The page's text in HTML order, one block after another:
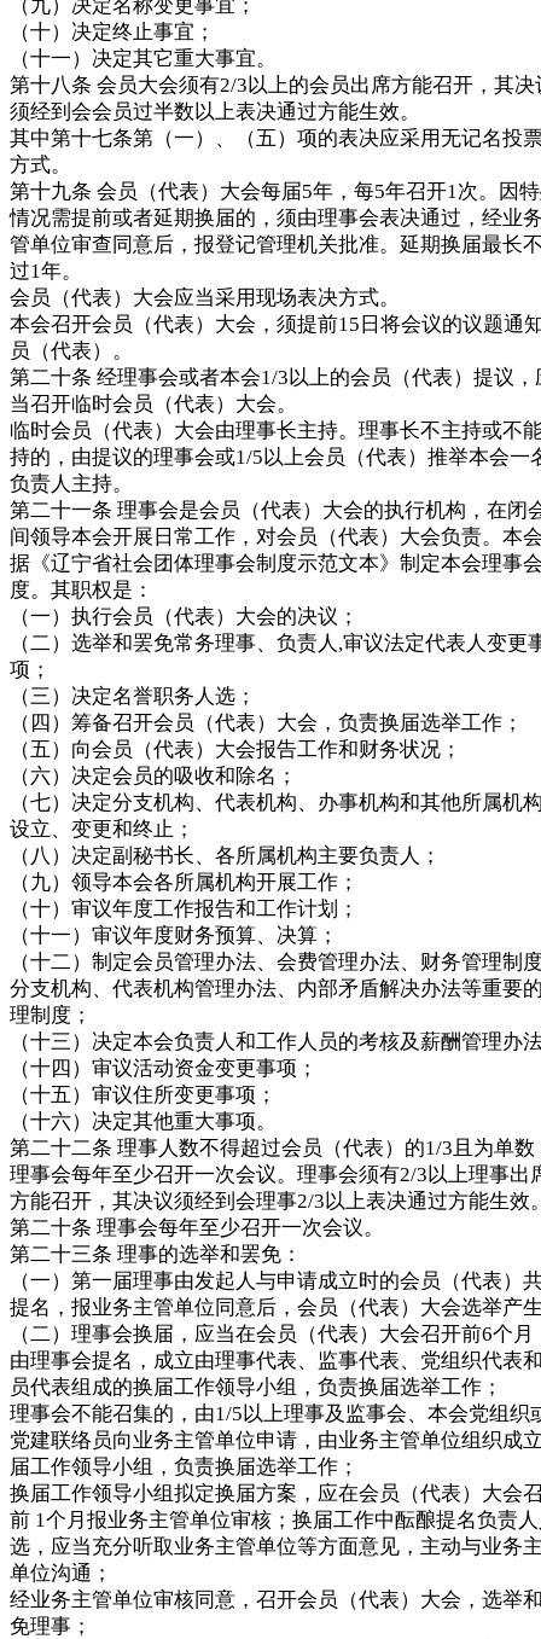
（九）决定名称变更事宜；
（十）决定终止事宜；
（十一）决定其它重大事宜。
第十八条 会员大会须有2/3以上的会员出席方能召开，其决
须经到会会员过半数以上表决通过方能生效。
其中第十七条第（一）、（五）项的表决应采用无记名投
方式。
第十九条 会员（代表）大会每届5年，每5年召开1次。因
情况需提前或者延期换届的，须由理事会表决通过，经业
管单位审查同意后，报登记管理机关批准。延期换届最长
过1年。
会员（代表）大会应当采用现场表决方式。
本会召开会员（代表）大会，须提前15日将会议的议题通
员（代表）。
第二十条 经理事会或者本会1/3以上的会员（代表）提议，
当召开临时会员（代表）大会。
临时会员（代表）大会由理事长主持。理事长不主持或不
持的，由提议的理事会或1/5以上会员（代表）推举本会一
负责人主持。
第二十一条 理事会是会员（代表）大会的执行机构，在闭
间领导本会开展日常工作，对会员（代表）大会负责。本
据《辽宁省社会团体理事会制度示范文本》制定本会理事
度。其职权是：
（一）执行会员（代表）大会的决议；
（二）选举和罢免常务理事、负责人,审议法定代表人变更
项；
（三）决定名誉职务人选；
（四）筹备召开会员（代表）大会，负责换届选举工作；
（五）向会员（代表）大会报告工作和财务状况；
（六）决定会员的吸收和除名；
（七）决定分支机构、代表机构、办事机构和其他所属机
设立、变更和终止；
（八）决定副秘书长、各所属机构主要负责人；
（九）领导本会各所属机构开展工作；
（十）审议年度工作报告和工作计划；
（十一）审议年度财务预算、决算；
（十二）制定会员管理办法、会费管理办法、财务管理制
分支机构、代表机构管理办法、内部矛盾解决办法等重要
理制度；
（十三）决定本会负责人和工作人员的考核及薪酬管理办
（十四）审议活动资金变更事项；
（十五）审议住所变更事项；
（十六）决定其他重大事项。
第二十二条 理事人数不得超过会员（代表）的1/3且为单数
理事会每年至少召开一次会议。理事会须有2/3以上理事出
方能召开，其决议须经到会理事2/3以上表决通过方能生效
第二十条 理事会每年至少召开一次会议。
第二十三条 理事的选举和罢免：
（一）第一届理事由发起人与申请成立时的会员（代表）
提名，报业务主管单位同意后，会员（代表）大会选举产
（二）理事会换届，应当在会员（代表）大会召开前6个月
由理事会提名，成立由理事代表、监事代表、党组织代表
员代表组成的换届工作领导小组，负责换届选举工作；
理事会不能召集的，由1/5以上理事及监事会、本会党组织
党建联络员向业务主管单位申请，由业务主管单位组织成
届工作领导小组，负责换届选举工作；
换届工作领导小组拟定换届方案，应在会员（代表）大会
前 1个月报业务主管单位审核；换届工作中酝酿提名负责
选，应当充分听取业务主管单位等方面意见，主动与业务
单位沟通；
经业务主管单位审核同意，召开会员（代表）大会，选举
免理事；